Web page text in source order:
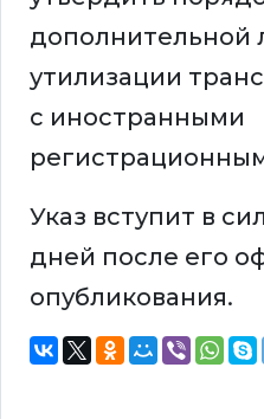
дополнительной
утилизации
с иностранными
Указ вступит в
дней после его
опубликования.